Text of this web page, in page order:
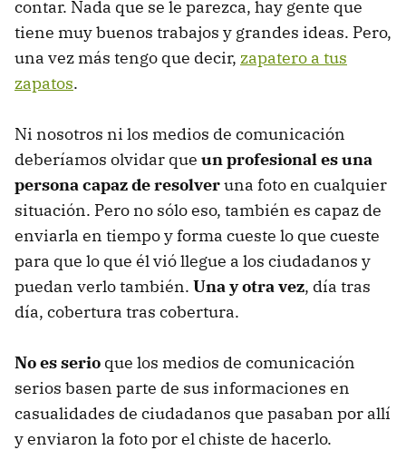
contar. Nada que se le parezca, hay gente que
tiene muy buenos trabajos y grandes ideas. Pero,
una vez más tengo que decir, zapatero a tus
zapatos.
Ni nosotros ni los medios de comunicación
deberíamos olvidar que un profesional es una
persona capaz de resolveruna foto en cualquier
situación. Pero no sólo eso, también es capaz de
enviarla en tiempo y forma cueste lo que cueste
para que lo que él vió llegue a los ciudadanos y
puedan verlo también. Una y otra vez, día tras
día, cobertura tras cobertura.
No es serio que los medios de comunicación
serios basen parte de sus informaciones en
casualidades de ciudadanos que pasaban por allí
y enviaron la foto por el chiste de hacerlo.